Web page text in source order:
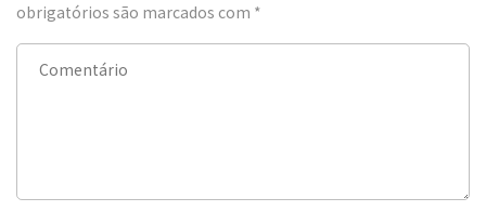
obrigatórios são marcados com *